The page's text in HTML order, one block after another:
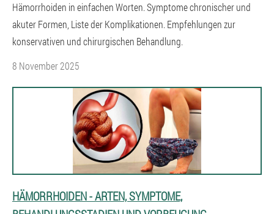
Hämorrhoiden in einfachen Worten. Symptome chronischer und
akuter Formen, Liste der Komplikationen. Empfehlungen zur
konservativen und chirurgischen Behandlung.
8 November 2025
HÄMORRHOIDEN - ARTEN, SYMPTOME,